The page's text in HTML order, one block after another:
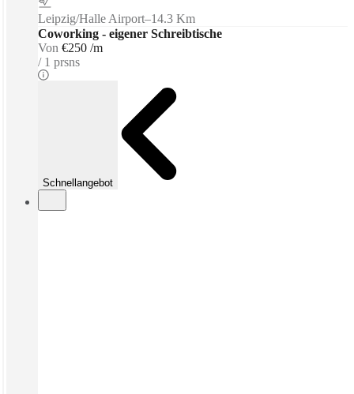
Leipzig/Halle Airport–14.3 Km
Coworking - eigener Schreibtische
Von €250 /m
1 prsns
Schnellangebot